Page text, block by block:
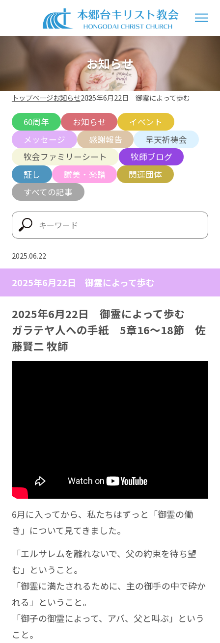
お知らせ
トップページお知らせ2025年6月22日 御霊によって歩む
60周年 お知らせ
イベント
メッセージ
感謝報告
早天祈祷会
牧会ファミリーシート
牧師ブログ
証し
讃美・楽譜
関連団体
すべての記事
2025.06.22
2025年6月22日 御霊によって歩む
2025年6月22日 御霊によって歩む
ガラテヤ人への手紙 5章16～18節 佐
藤賢二 牧師
6月に入ってから、私たちはずっと「御霊の働
き」について見てきました。
「エルサレムを離れないで、父の約束を待ち望
む」ということ。
「御霊に満たされるために、主の御手の中で砕か
れる」ということ。
「御子の御霊によって、アバ、父と叫ぶ」という
こと。